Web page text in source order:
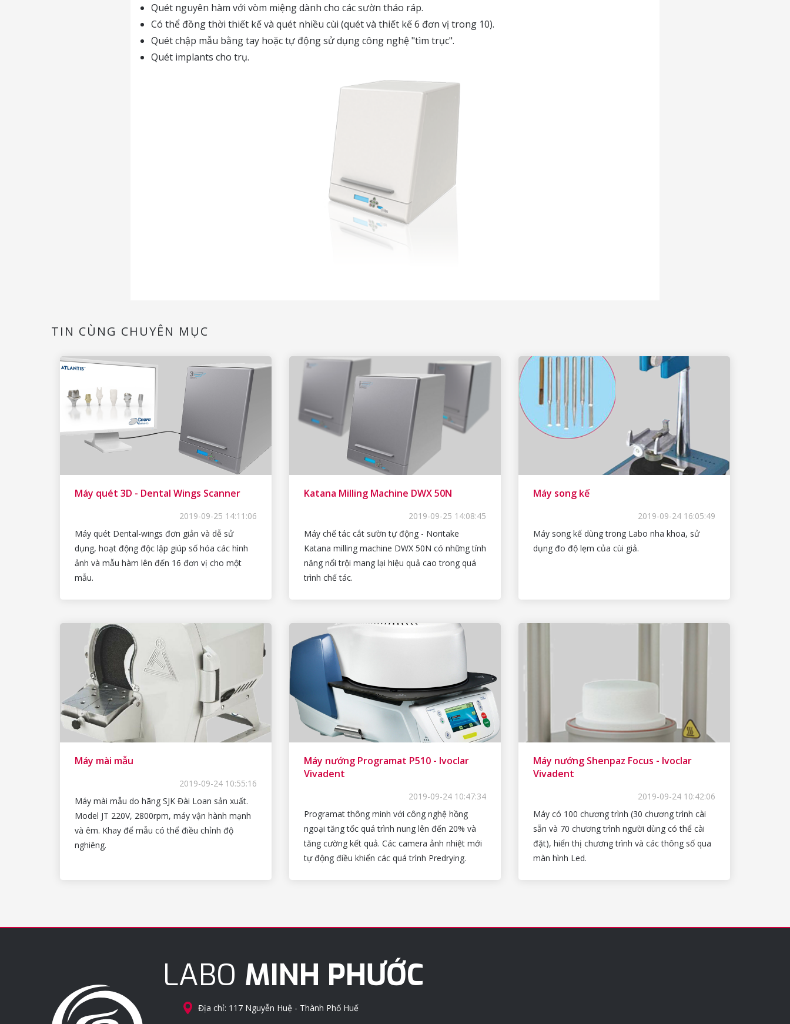
Quét nguyên hàm với vòm miệng dành cho các sườn tháo ráp.
Có thể đồng thời thiết kế và quét nhiều cùi (quét và thiết kế 6 đơn vị trong 10).
Quét chập mẫu bằng tay hoặc tự động sử dụng công nghệ "tìm trục".
Quét implants cho trụ.
TIN CÙNG CHUYÊN MỤC
Máy quét 3D - Dental Wings Scanner
2019-09-25 14:11:06
Máy quét Dental-wings đơn giản và dễ sử
dụng, hoạt động độc lập giúp số hóa các hình
ảnh và mẫu hàm lên đến 16 đơn vị cho một
mẫu.
Katana Milling Machine DWX 50N
2019-09-25 14:08:45
Máy chế tác cắt sườn tự động - Noritake
Katana milling machine DWX 50N có những tính
năng nổi trội mang lại hiệu quả cao trong quá
trình chế tác.
Máy song kế
2019-09-24 16:05:49
Máy song kế dùng trong Labo nha khoa, sử
dụng đo độ lẹm của cùi giả.
Máy mài mẫu
2019-09-24 10:55:16
Máy mài mẫu do hãng SJK Đài Loan sản xuất.
Model JT 220V, 2800rpm, máy vận hành mạnh
và êm. Khay để mẫu có thể điều chỉnh độ
nghiêng.
Máy nướng Programat P510 - Ivoclar
Vivadent
2019-09-24 10:47:34
Programat thông minh với công nghệ hồng
ngoại tăng tốc quá trình nung lên đến 20% và
tăng cường kết quả. Các camera ảnh nhiệt mới
tự động điều khiển các quá trình Predrying.
Máy nướng Shenpaz Focus - Ivoclar
Vivadent
2019-09-24 10:42:06
Máy có 100 chương trình (30 chương trình cài
sẵn và 70 chương trình người dùng có thể cài
đặt), hiển thị chương trình và các thông số qua
màn hình Led.
LABO MINH PHƯỚC
Địa chỉ: 117 Nguyễn Huệ - Thành Phố Huế